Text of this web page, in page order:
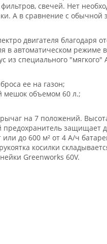
свечей. Нет
А в сравнение с обычной
двигателя благодаря
в автоматическом режиме
специального "мягкого"
ее на газон;
мешок объемом 60 л.;
на 7 положений.
защищает
до 600 м² от 4 А/ч
косилки
Greenworks 60V.